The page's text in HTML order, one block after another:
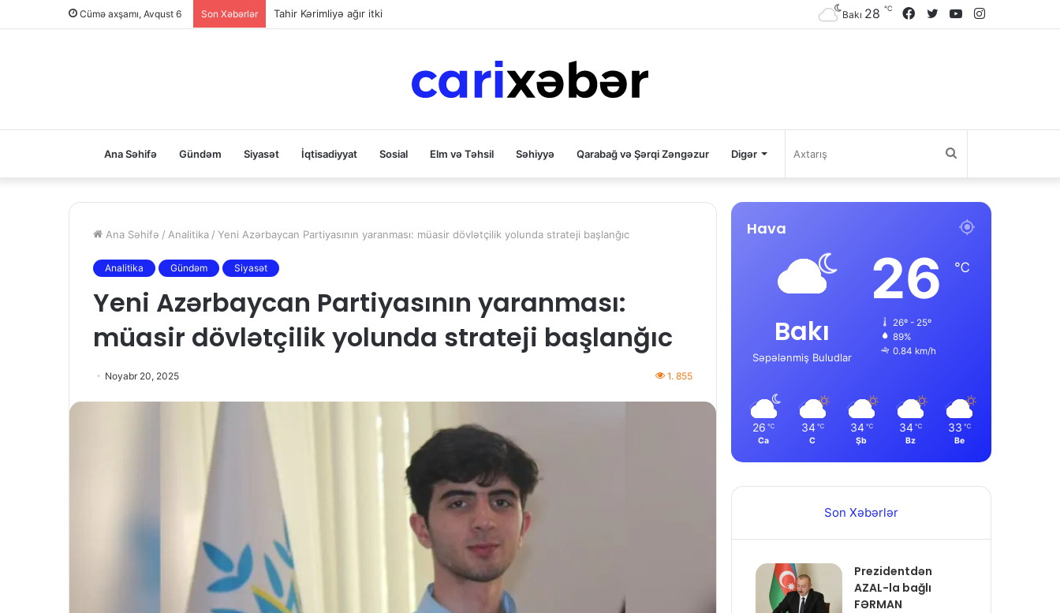
Cümə axşamı, Avqust 6 Son Xəbərlər Tahir Kərimliyə ağır itki YouTube
Twitter
Facebook
Bakı 28 ℃
Ana Səhifə Gündəm Siyasət İqtisadiyyat Sosial Elm və Təhsil Səhiyyə Qarabağ və Şərqi Zəngəzur Digər Axtarış
Ana Səhifə / Analitika / Yeni Azərbaycan Partiyasının yaranması: müasir dövlətçilik yolunda strateji başlanğıc
Analitika Gündəm Siyasət
Yeni Azərbaycan Partiyasının yaranması:
müasir dövlətçilik yolunda strateji başlanğıc
Noyabr 20, 2025 1. 855
Hava
Bakı
Səpələnmiş Buludlar
26 ℃
26º - 25º
89%
0.84 km/h
26 ℃
Ca
34 ℃
C
34 ℃
Şb
34 ℃
Bz
33 ℃
Be
Son Xəbərlər
Prezidentdən
AZAL-la bağlı
FƏRMAN